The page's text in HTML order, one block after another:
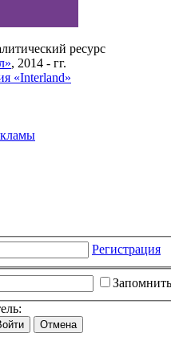
ресурс
, 2014 - гг.
«Interland»
Регистрация
Отмена